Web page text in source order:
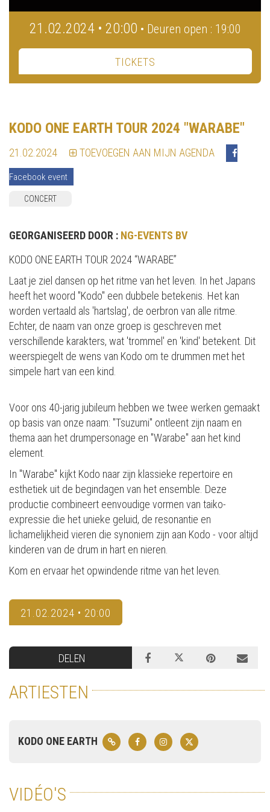
21.02.2024 • 20:00 • Deuren open : 19:00
TICKETS
KODO ONE EARTH TOUR 2024 "WARABE"
21.02.2024 TOEVOEGEN AAN MIJN AGENDA
Facebook event
CONCERT
GEORGANISEERD DOOR : NG-EVENTS BV
KODO ONE EARTH TOUR 2024 “WARABE”
Laat je ziel dansen op het ritme van het leven. In het Japans
heeft het woord "Kodo" een dubbele betekenis. Het kan
worden vertaald als 'hartslag', de oerbron van alle ritme.
Echter, de naam van onze groep is geschreven met
verschillende karakters, wat 'trommel' en 'kind' betekent. Dit
weerspiegelt de wens van Kodo om te drummen met het
simpele hart van een kind.
Voor ons 40-jarig jubileum hebben we twee werken gemaakt
op basis van onze naam: "Tsuzumi" ontleent zijn naam en
thema aan het drumpersonage en "Warabe" aan het kind
element.
In "Warabe" kijkt Kodo naar zijn klassieke repertoire en
esthetiek uit de begindagen van het ensemble. Deze
productie combineert eenvoudige vormen van taiko-
expressie die het unieke geluid, de resonantie en
lichamelijkheid vieren die synoniem zijn aan Kodo - voor altijd
kinderen van de drum in hart en nieren.
Kom en ervaar het opwindende ritme van het leven.
21.02.2024 • 20:00
DELEN
ARTIESTEN
KODO ONE EARTH
VIDÉO'S